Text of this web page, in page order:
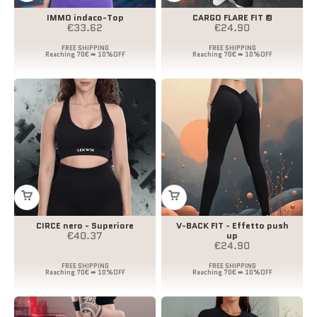
IMMO indaco-Top
Prezzo scontato
€33.62
CARGO FLARE FIT ©
Prezzo scontato
€24.90
CIRCE nero - Superiore
Prezzo scontato
€40.37
V-BACK FIT - Effetto push
up
Prezzo scontato
€24.90